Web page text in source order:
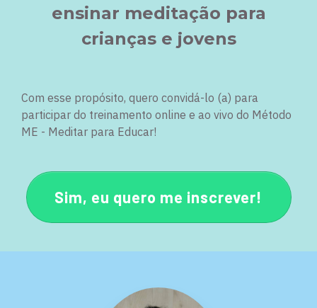
ensinar meditação para
crianças e jovens
Com esse propósito, quero convidá-lo (a) para
participar do treinamento online e ao vivo do Método
ME - Meditar para Educar!
Sim, eu quero me inscrever!